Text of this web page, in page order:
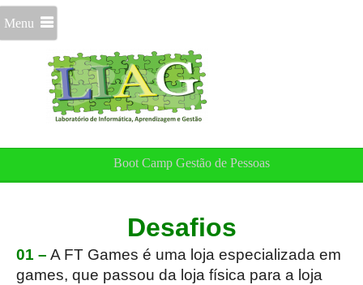
Menu
Boot Camp Gestão de Pessoas
Desafios
01 – A FT Games é uma loja especializada em
games, que passou da loja física para a loja